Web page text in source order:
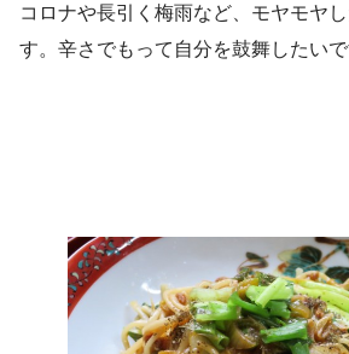
コロナや長引く梅雨など、モヤモヤ
す。辛さでもって自分を鼓舞したいで